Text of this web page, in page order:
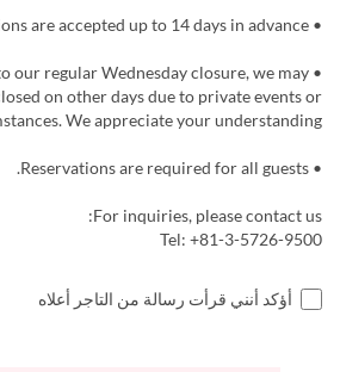
• Reservations are accepted up to 14 days in advance.
our regular Wednesday closure, we may
on other days due to private events or
We appreciate your understanding.
• Reservations are required for all guests.
For inquiries, please contact us:
Tel: +81-3-5726-9500
أؤكد أنني قرأت رسالة من التاجر أعلاه